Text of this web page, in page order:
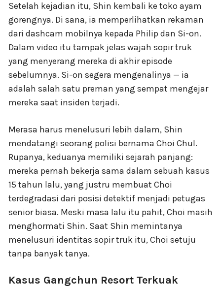
Setelah kejadian itu, Shin kembali ke toko ayam
gorengnya. Di sana, ia memperlihatkan rekaman
dari dashcam mobilnya kepada Philip dan Si-on.
Dalam video itu tampak jelas wajah sopir truk
yang menyerang mereka di akhir episode
sebelumnya. Si-on segera mengenalinya — ia
adalah salah satu preman yang sempat mengejar
mereka saat insiden terjadi.
Merasa harus menelusuri lebih dalam, Shin
mendatangi seorang polisi bernama Choi Chul.
Rupanya, keduanya memiliki sejarah panjang:
mereka pernah bekerja sama dalam sebuah kasus
15 tahun lalu, yang justru membuat Choi
terdegradasi dari posisi detektif menjadi petugas
senior biasa. Meski masa lalu itu pahit, Choi masih
menghormati Shin. Saat Shin memintanya
menelusuri identitas sopir truk itu, Choi setuju
tanpa banyak tanya.
Kasus Gangchun Resort Terkuak